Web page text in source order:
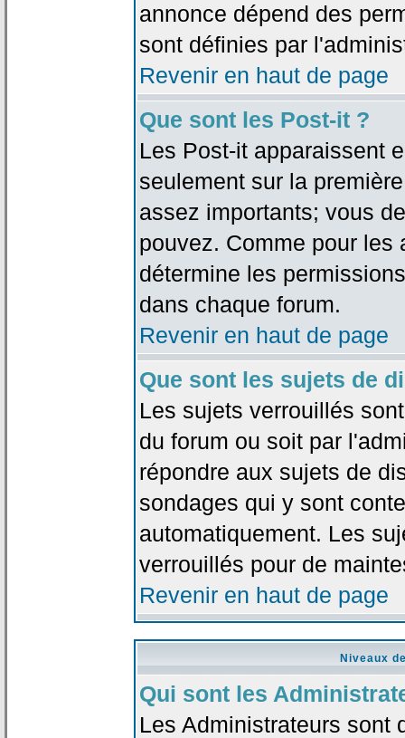
annonce dépend des
sont définies par
Revenir en haut de page
Que sont les Post-it ?
Les Post-it apparaissent
seulement sur la
assez importants; vous
pouvez. Comme pour les
détermine les
dans chaque forum.
Revenir en haut de page
Que sont les sujets de
Les sujets verrouillés
du forum ou soit par
répondre aux sujets de
sondages qui y sont
automatiquement. Les
verrouillés pour de
Revenir en haut de page
Niveaux
Qui sont les
Les Administrateurs sont